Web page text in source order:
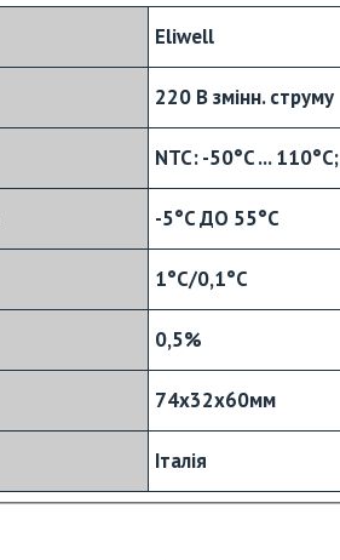
Eliwell
220 В змінн. струму
NTC: -50°C ... 110°C;
-5°C ДО 55°C
1°C/0,1°C
0,5%
74х32х60мм
Італія